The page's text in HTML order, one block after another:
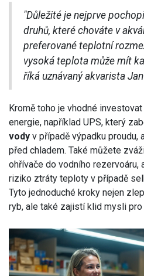
"Důležité je nejprve
druhů, které chováte v
preferované teplotní
vysoká teplota může mít
říká uznávaný akvarista
Kromě toho je vhodné
energie, například UPS, který
vody v případě výpadku proudu,
před chladem. Také můžete
ohřívače do vodního rezervoáru,
riziko ztráty teploty v případě
Tyto jednoduché kroky nejen
ryb, ale také zajistí klid mysli